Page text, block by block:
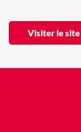
Visiter le